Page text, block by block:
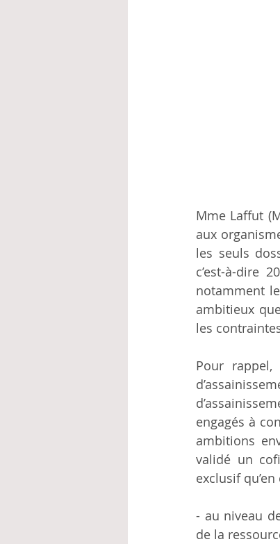
Mme Laffut
aux
les seuls
c’est-à-dire
notamment
ambitieux
les
Pour
engagés à
ambitions
validé un
exclusif
- au niveau
de la